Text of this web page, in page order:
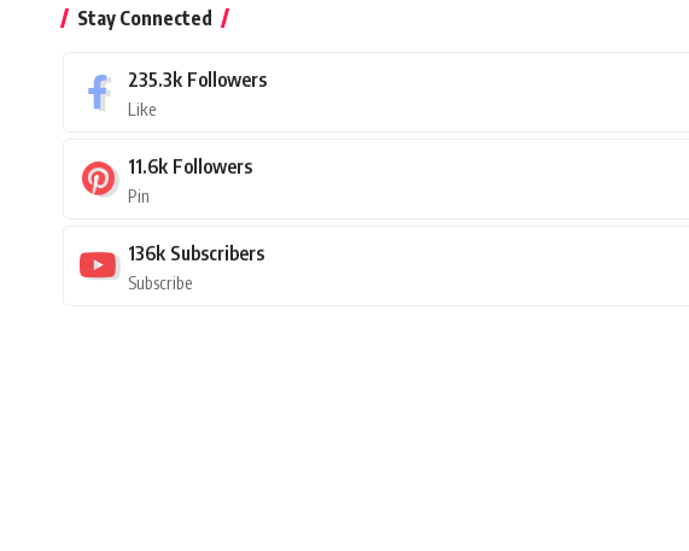
Stay Connected
235.3k Followers
Like
11.6k Followers
Pin
136k Subscribers
Subscribe